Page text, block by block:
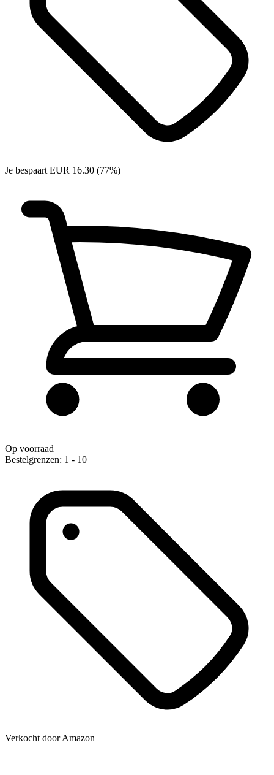
Je bespaart EUR 16.30 (77%)
Op voorraad
Bestelgrenzen: 1 - 10
Verkocht doorAmazon